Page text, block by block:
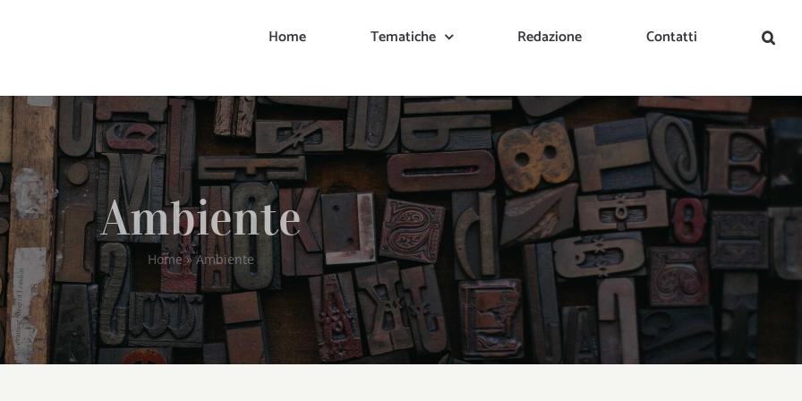
Home Tematiche Redazione Contatti
Ambiente
Home»Ambiente